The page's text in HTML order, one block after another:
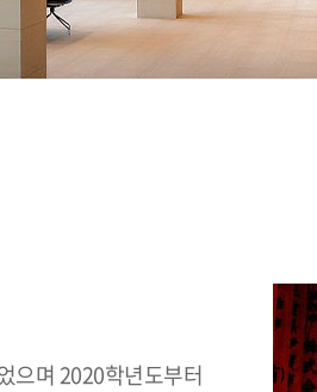
으며 2020학년도부터